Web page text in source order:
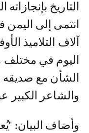
التاريخ
انتمى إلى اليمن
آلاف التلاميذ
اليوم في مختلف
الشأن مع صديقه
والشاعر الكبير
وأضاف البيان: